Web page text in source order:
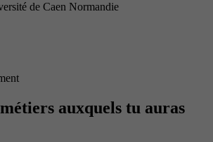
de Caen Normandie
auxquels tu auras